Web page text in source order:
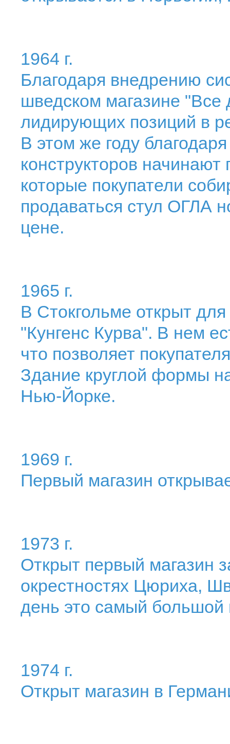
1964 г.
Благодаря внедрению
шведском магазине
лидирующих позиций в
В этом же году
конструкторов
которые покупатели
продаваться стул ОГЛА
цене.
1965 г.
В Стокгольме открыт
"Кунгенс Курва". В нем
что позволяет
Здание круглой формы
Нью-Йорке.
1969 г.
Первый магазин
1973 г.
Открыт первый магазин
окрестностях Цюриха,
день это самый
1974 г.
Открыт магазин в